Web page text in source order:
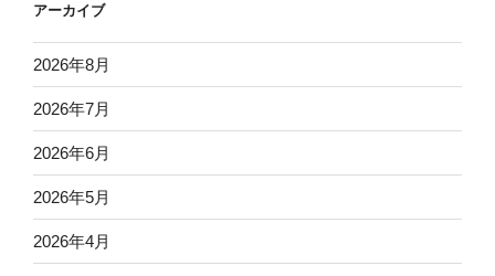
アーカイブ
2026年8月
2026年7月
2026年6月
2026年5月
2026年4月